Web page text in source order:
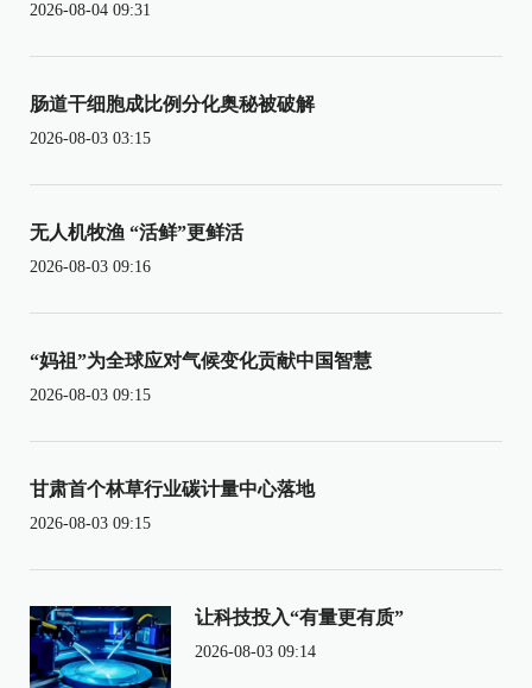
2026-08-04 09:31
肠道干细胞成比例分化奥秘被破解
2026-08-03 03:15
无人机牧渔 “活鲜”更鲜活
2026-08-03 09:16
“妈祖”为全球应对气候变化贡献中国智慧
2026-08-03 09:15
甘肃首个林草行业碳计量中心落地
2026-08-03 09:15
让科技投入“有量更有质”
2026-08-03 09:14